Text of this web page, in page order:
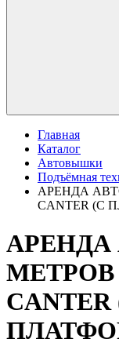
Главная
Каталог
Автовышки
Подъёмная
АРЕНДА
CANTER (С
МЕТРОВ
CANTER